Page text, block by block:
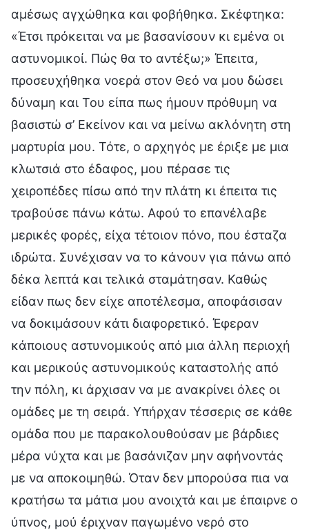
αμέσως αγχώθηκα και φοβήθηκα. Σκέφτηκα:
«Έτσι πρόκειται να με βασανίσουν κι εμένα οι
αστυνομικοί. Πώς θα το αντέξω;» Έπειτα,
προσευχήθηκα νοερά στον Θεό να μου δώσει
δύναμη και Του είπα πως ήμουν πρόθυμη να
βασιστώ σ’ Εκείνον και να μείνω ακλόνητη στη
μαρτυρία μου. Τότε, ο αρχηγός με έριξε με μια
κλωτσιά στο έδαφος, μου πέρασε τις
χειροπέδες πίσω από την πλάτη κι έπειτα τις
τραβούσε πάνω κάτω. Αφού το επανέλαβε
μερικές φορές, είχα τέτοιον πόνο, που έσταζα
ιδρώτα. Συνέχισαν να το κάνουν για πάνω από
δέκα λεπτά και τελικά σταμάτησαν. Καθώς
είδαν πως δεν είχε αποτέλεσμα, αποφάσισαν
να δοκιμάσουν κάτι διαφορετικό. Έφεραν
κάποιους αστυνομικούς από μια άλλη περιοχή
και μερικούς αστυνομικούς καταστολής από
την πόλη, κι άρχισαν να με ανακρίνει όλες οι
ομάδες με τη σειρά. Υπήρχαν τέσσερις σε κάθε
ομάδα που με παρακολουθούσαν με βάρδιες
μέρα νύχτα και με βασάνιζαν μην αφήνοντάς
με να αποκοιμηθώ. Όταν δεν μπορούσα πια να
κρατήσω τα μάτια μου ανοιχτά και με έπαιρνε ο
ύπνος, μού έριχναν παγωμένο νερό στο